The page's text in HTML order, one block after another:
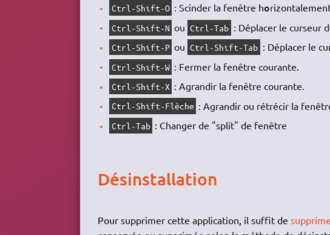
Ctrl-Shift-O : Scinder la fenêtre ho
Ctrl-Shift-N ou Ctrl-Tab : Déplacer le curseur
Ctrl-Shift-P ou Ctrl-Shift-Tab : Déplacer le
Ctrl-Shift-W : Fermer la fenêtre courante.
Ctrl-Shift-X : Agrandir la fenêtre courante.
Ctrl-Shift-Flèche : Agrandir ou rétrécir la
Ctrl-Tab : Changer de "split" de fenêtre
Désinstallation
Pour supprimer cette application, il suffit de